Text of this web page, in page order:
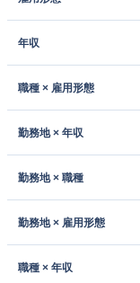
年収
職種 × 雇用形態
勤務地 × 年収
勤務地 × 職種
勤務地 × 雇用形態
職種 × 年収